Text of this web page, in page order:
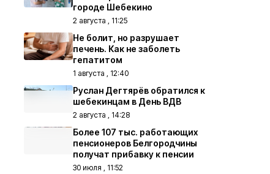
городе Шебекино
2 августа , 11:25
Не болит, но разрушает
печень. Как не заболеть
гепатитом
1 августа , 12:40
Руслан Дегтярёв обратился к
шебекинцам в День ВДВ
2 августа , 14:28
Более 107 тыс. работающих
пенсионеров Белгородчины
получат прибавку к пенсии
30 июля , 11:52